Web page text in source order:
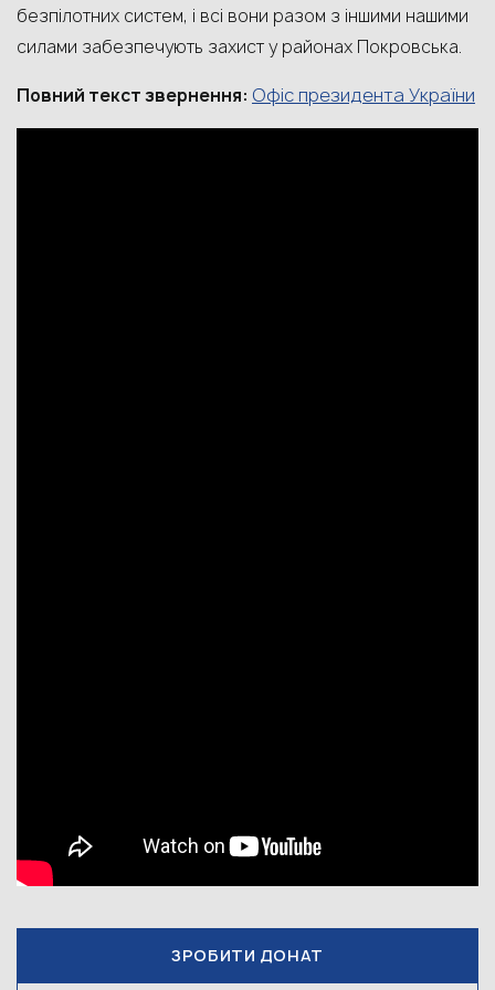
безпілотних систем, і всі вони разом з іншими нашими
силами забезпечують захист у районах Покровська.
Повний текст звернення: Офіс президента України
ЗРОБИТИ ДОНАТ